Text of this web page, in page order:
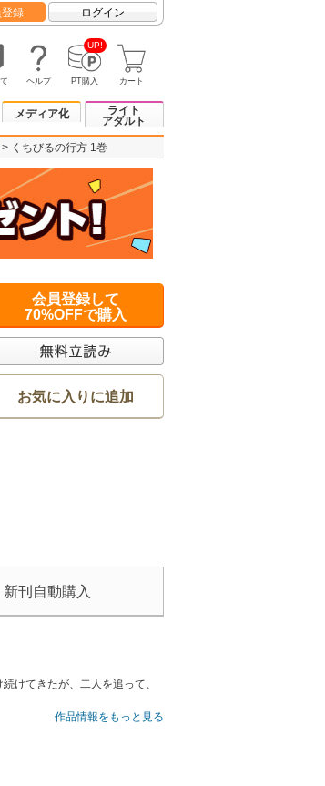
録 ログイン
ヘルプ
UP!
PT購入 カート
メディア化
ライト
アダルト
くちびるの行方 1巻
会員登録して
70%OFFで購入
お気に入りに追加
新刊自動購入
けてきたが、二人を追って、
作品情報をもっと見る